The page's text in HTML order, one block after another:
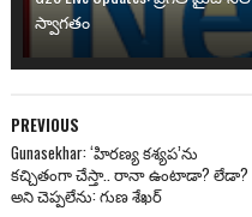
స్వాగతం
PREVIOUS
Gunasekhar: ‘హిరణ్య కశ్యప’ను
కచ్చితంగా చేస్తా.. రానా ఉంటాడా? లేడా?
అని చెప్ప‌లేను: గుణ శేఖ‌ర్‌